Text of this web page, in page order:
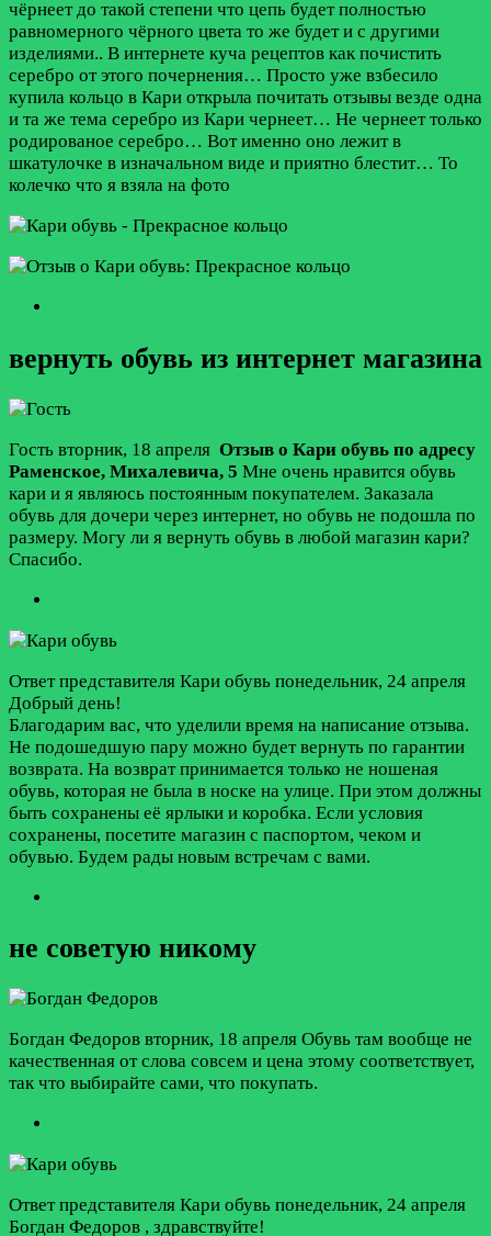
чёрнеет до такой степени что цепь будет полностью
равномерного чёрного цвета то же будет и с другими
изделиями.. В интернете куча рецептов как почистить
серебро от этого почернения… Просто уже взбесило
купила кольцо в Кари открыла почитать отзывы везде одна
и та же тема серебро из Кари чернеет… Не чернеет только
родированое серебро… Вот именно оно лежит в
шкатулочке в изначальном виде и приятно блестит… То
колечко что я взяла на фото
вернуть обувь из интернет магазина
Гость вторник, 18 апреля Отзыв о Кари обувь по адресу
Раменское, Михалевича, 5 Мне очень нравится обувь
кари и я являюсь постоянным покупателем. Заказала
обувь для дочери через интернет, но обувь не подошла по
размеру. Могу ли я вернуть обувь в любой магазин кари?
Спасибо.
Ответ представителя Кари обувь понедельник, 24 апреля
Добрый день!
Благодарим вас, что уделили время на написание отзыва.
Не подошедшую пару можно будет вернуть по гарантии
возврата. На возврат принимается только не ношеная
обувь, которая не была в носке на улице. При этом должны
быть сохранены её ярлыки и коробка. Если условия
сохранены, посетите магазин с паспортом, чеком и
обувью. Будем рады новым встречам с вами.
не советую никому
Богдан Федоров вторник, 18 апреля Обувь там вообще не
качественная от слова совсем и цена этому соответствует,
так что выбирайте сами, что покупать.
Ответ представителя Кари обувь понедельник, 24 апреля
Богдан Федоров , здравствуйте!